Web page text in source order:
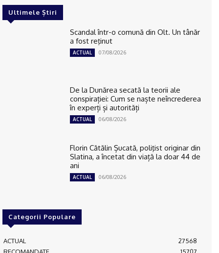
Ultimele Știri
Scandal într-o comună din Olt. Un tânăr
a fost reţinut
ACTUAL 07/08/2026
De la Dunărea secată la teorii ale
conspirației: Cum se naște neîncrederea
în experți și autorități
ACTUAL 06/08/2026
Florin Cătălin Șucată, poliţist originar din
Slatina, a încetat din viață la doar 44 de
ani
ACTUAL 06/08/2026
Categorii Populare
ACTUAL
27568
RECOMANDATE
15707